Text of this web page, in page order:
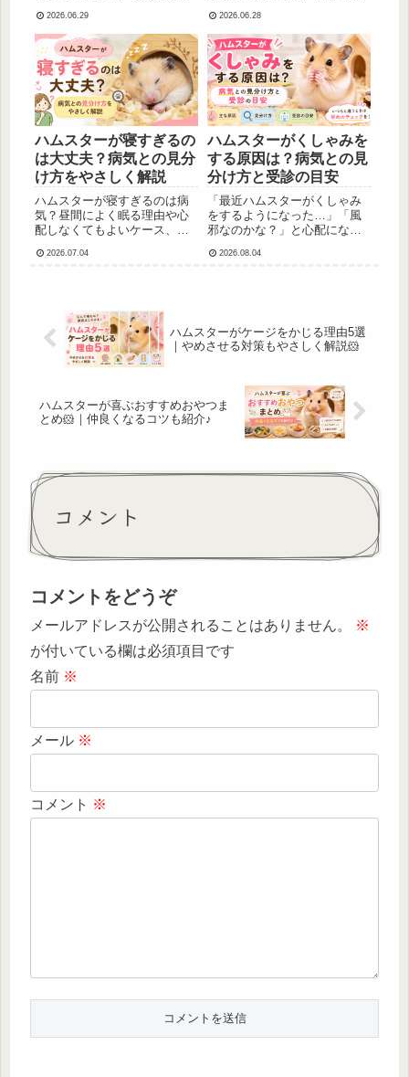
動物看護師の視点でやさしく
解説します。
2026.06.29
します。水飲みボトルの確認
方法や受診の目安も紹介しま
す。
2026.06.28
ハムスターが寝すぎるの
は大丈夫？病気との見分
け方をやさしく解説
ハムスターが寝すぎるのは病
気？昼間によく眠る理由や心
配しなくてもよいケース、病
説します。受診の目安や快適
2026.07.04
ハムスターがくしゃみを
する原因は？病気との見
分け方と受診の目安
「最近ハムスターがくしゃみ
をするようになった…」「風
邪なのかな？」と心配になっ
スターは小さな体のため、呼
は限り...
2026.08.04
ハムスターがケージをかじる理由5選
｜やめさせる対策もやさしく解説🐹
ハムスターが喜ぶおすすめおやつま
とめ🐹｜仲良くなるコツも紹介♪
コメント
コメントをどうぞ
メールアドレスが公開されることはありません。
※
が付いている欄は必須項目です
名前 ※
メール ※
コメント ※